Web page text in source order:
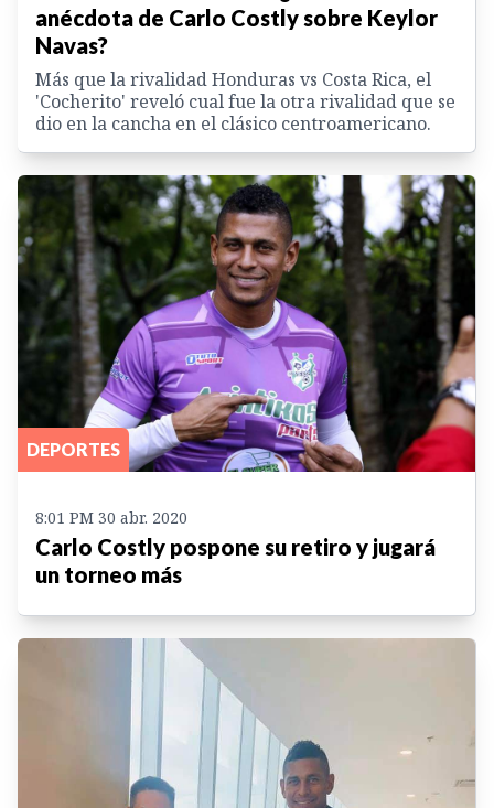
anécdota de Carlo Costly sobre Keylor
Navas?
Más que la rivalidad Honduras vs Costa Rica, el
'Cocherito' reveló cual fue la otra rivalidad que se
dio en la cancha en el clásico centroamericano.
DEPORTES
8:01 PM 30 abr. 2020
Carlo Costly pospone su retiro y jugará
un torneo más